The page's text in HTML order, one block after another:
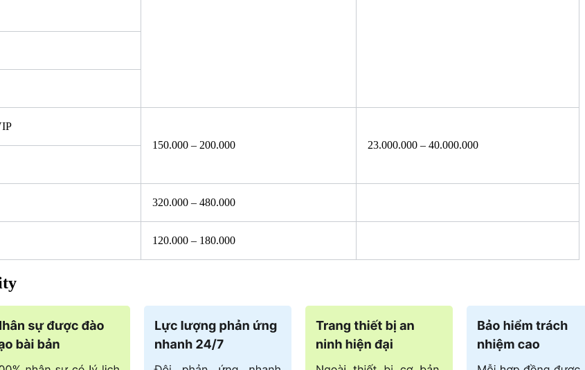
150.000 – 200.000
23.000.000 – 40.000.000
320.000 – 480.000
120.000 – 180.000